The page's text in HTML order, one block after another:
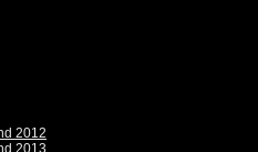
2012
2013